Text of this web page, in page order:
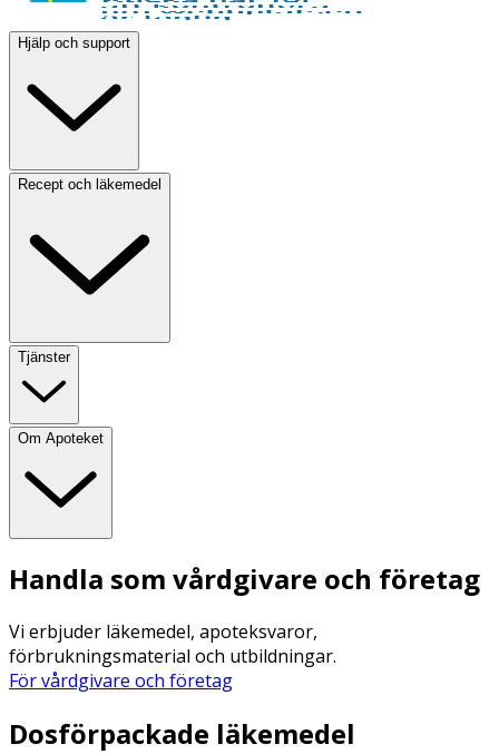
Hjälp och support
Recept och läkemedel
Tjänster
Om Apoteket
Handla som vårdgivare och företag
Vi erbjuder läkemedel, apoteksvaror,
förbrukningsmaterial och utbildningar.
För vårdgivare och företag
Dosförpackade läkemedel